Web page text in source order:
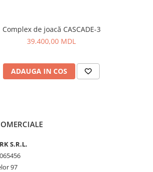
Complex de joacă CASCADE-3
39.400,00 MDL
ADAUGA IN COS
S.R.L.
97